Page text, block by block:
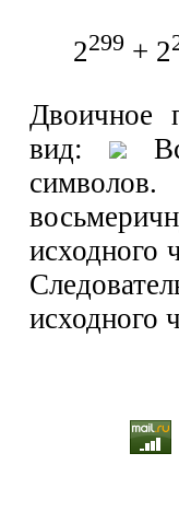
2299 + 2
Двоичное
вид:
исходного
исходного